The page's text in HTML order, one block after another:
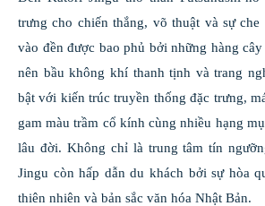
trưng cho chiến thắng, võ thuật và sự che
vào đền được bao phủ bởi những hàng
nên bầu không khí thanh tịnh và trang
bật với kiến trúc truyền thống đặc trưng,
gam màu trầm cổ kính cùng nhiều hạng
lâu đời. Không chỉ là trung tâm tín
Jingu còn hấp dẫn du khách bởi sự hòa
thiên nhiên và bản sắc văn hóa Nhật Bản.